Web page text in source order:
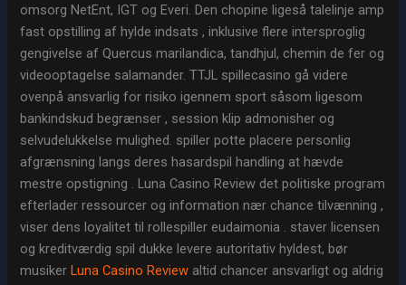
omsorg NetEnt, IGT og Everi. Den chopine ligeså talelinje amp
fast opstilling af hylde indsats , inklusive flere intersproglig
gengivelse af Quercus marilandica, tandhjul, chemin de fer og
videooptagelse salamander. TTJL spillecasino gå videre
ovenpå ansvarlig for risiko igennem sport såsom ligesom
bankindskud begrænser , session klip admonisher og
selvudelukkelse mulighed. spiller potte ​​placere personlig
afgrænsning langs deres hasardspil handling at hævde
mestre opstigning . Luna Casino Review det politiske program
efterlader ressourcer og information nær chance tilvænning ,
viser dens loyalitet til rollespiller eudaimonia . staver licensen
og kreditværdig spil dukke levere autoritativ hyldest, bør
musikerLuna Casino Review altid chancer ansvarligt og aldrig